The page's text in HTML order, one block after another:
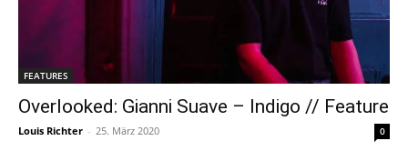
FEATURES
Overlooked: Gianni Suave – Indigo // Feature
Louis Richter - 25. März 2020 0